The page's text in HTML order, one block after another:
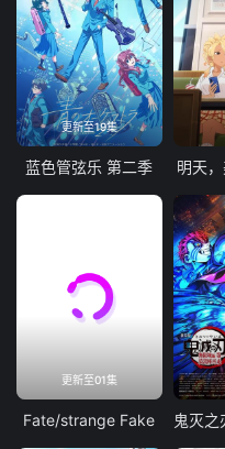
更新至19集
蓝色管弦乐 第二季 明天，
更新至01集
Fate/strange Fake